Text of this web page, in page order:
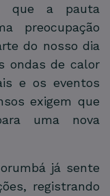
que a pauta
preocupação
do nosso dia
ondas de calor
e os eventos
exigem que
uma nova
já sente
registrando